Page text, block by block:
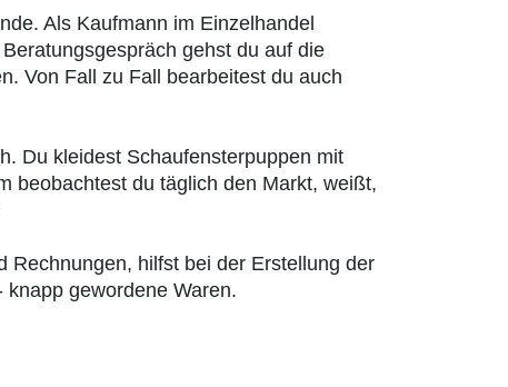
Als Kaufmann im Einzelhandel
gehst du auf die
Von Fall zu Fall bearbeitest du auch
Du kleidest Schaufensterpuppen mit
beobachtest du täglich den Markt, weißt,
Rechnungen, hilfst bei der Erstellung der
gewordene Waren.